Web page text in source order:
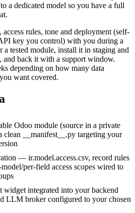
a dedicated model so you have a full
access rules, tone and deployment (self-
key you control) with you during a
a tested module, install it in staging and
and back it with a support window.
depending on how many data
want covered.
Odoo module (source in a private
__manifest__.py targeting your
— ir.model.access.csv, record rules
per-field access scopes wired to
widget integrated into your backend
LLM broker configured to your chosen